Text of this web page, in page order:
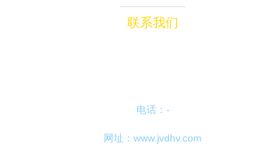
联系我们
电话：-
网址： www.jvdhv.com